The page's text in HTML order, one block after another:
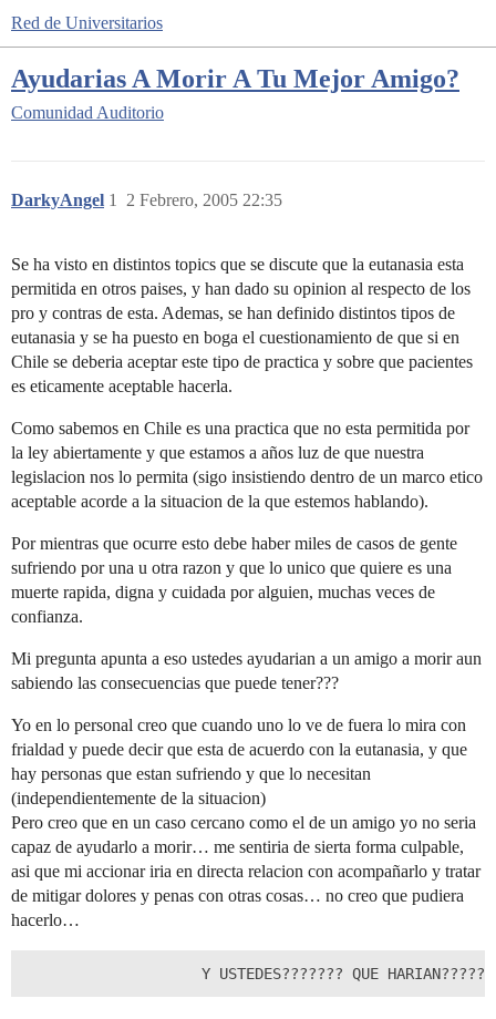
Red de Universitarios
Ayudarias A Morir A Tu Mejor Amigo?
Comunidad Auditorio
DarkyAngel 2 Febrero, 2005 22:35
1
Se ha visto en distintos topics que se discute que la eutanasia esta
permitida en otros paises, y han dado su opinion al respecto de los
pro y contras de esta. Ademas, se han definido distintos tipos de
eutanasia y se ha puesto en boga el cuestionamiento de que si en
Chile se deberia aceptar este tipo de practica y sobre que pacientes
es eticamente aceptable hacerla.
Como sabemos en Chile es una practica que no esta permitida por
la ley abiertamente y que estamos a años luz de que nuestra
legislacion nos lo permita (sigo insistiendo dentro de un marco etico
aceptable acorde a la situacion de la que estemos hablando).
Por mientras que ocurre esto debe haber miles de casos de gente
sufriendo por una u otra razon y que lo unico que quiere es una
muerte rapida, digna y cuidada por alguien, muchas veces de
confianza.
Mi pregunta apunta a eso ustedes ayudarian a un amigo a morir aun
sabiendo las consecuencias que puede tener???
Yo en lo personal creo que cuando uno lo ve de fuera lo mira con
frialdad y puede decir que esta de acuerdo con la eutanasia, y que
hay personas que estan sufriendo y que lo necesitan
(independientemente de la situacion)
Pero creo que en un caso cercano como el de un amigo yo no seria
capaz de ayudarlo a morir… me sentiria de sierta forma culpable,
asi que mi accionar iria en directa relacion con acompañarlo y tratar
de mitigar dolores y penas con otras cosas… no creo que pudiera
hacerlo…
                    Y USTEDES??????? QUE HARIAN??????